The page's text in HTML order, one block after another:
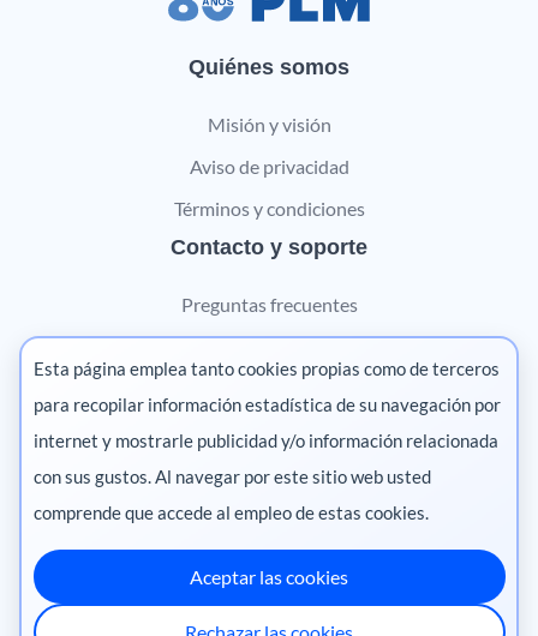
Quiénes somos
Misión y visión
Aviso de privacidad
Términos y condiciones
Contacto y soporte
Preguntas frecuentes
Contáctanos
Marketing digital
Pharma
México
·
Ecuador·Perú·
Esta página emplea tanto cookies propias como de terceros
para recopilar información estadística de su navegación por
internet y mostrarle publicidad y/o información relacionada
con sus gustos. Al navegar por este sitio web usted
comprende que accede al empleo de estas cookies.
Aceptar las cookies